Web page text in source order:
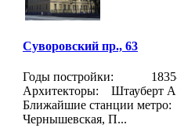
Суворовский пр., 63
Годы постройки: 1835-
Архитекторы: Штауберт
Ближайшие станции
Чернышевская, П...